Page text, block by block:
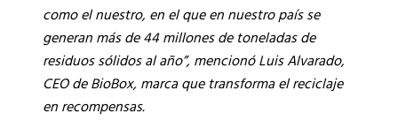
como el nuestro, en el que en nuestro país se
generan más de 44 millones de toneladas de
residuos sólidos al año”, mencionó Luis Alvarado,
CEO de BioBox, marca que transforma el reciclaje
en recompensas.